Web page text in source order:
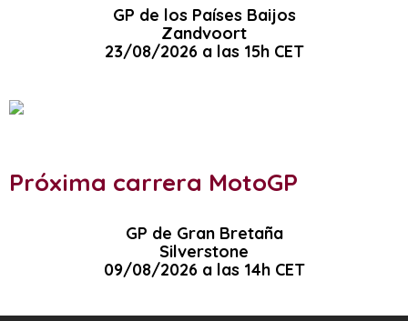
GP de los Países Baijos
Zandvoort
23/08/2026 a las 15h CET
Próxima carrera MotoGP
GP de Gran Bretaña
Silverstone
09/08/2026 a las 14h CET